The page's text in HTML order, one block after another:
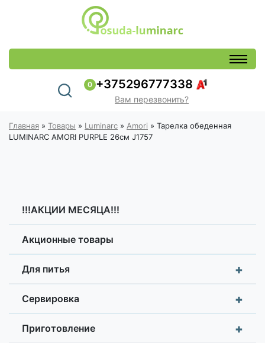
0 +375296777338
Вам перезвонить?
Главная » Товары » Luminarc » Amori » Тарелка обеденная
LUMINARC AMORI PURPLE 26см J1757
!!!АКЦИИ МЕСЯЦА!!!
Акционные товары
+
Для питья
+
Сервировка
+
Приготовление